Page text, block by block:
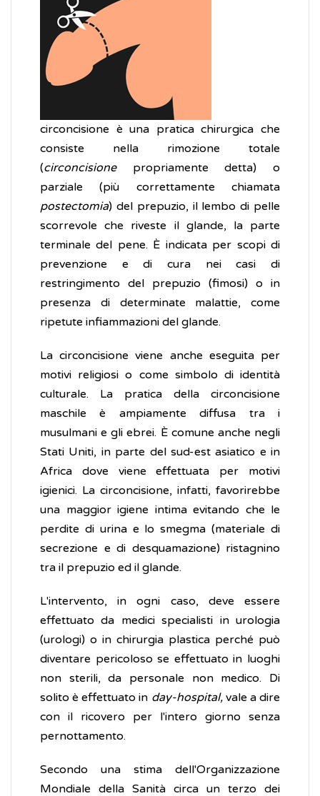
circoncisione è una pratica chirurgica che
consiste nella rimozione totale
(circoncisionepropriamente detta) o
parziale (più correttamente chiamata
postectomia) del prepuzio, il lembo di pelle
scorrevole che riveste il glande, la parte
terminale del pene. È indicata per scopi di
prevenzione e di cura nei casi di
restringimento del prepuzio (fimosi) o in
presenza di determinate malattie, come
ripetute infiammazioni del glande.
La circoncisione viene anche eseguita per
motivi religiosi o come simbolo di identità
culturale. La pratica della circoncisione
maschile è ampiamente diffusa tra i
musulmani e gli ebrei. È comune anche negli
Stati Uniti, in parte del sud-est asiatico e in
Africa dove viene effettuata per motivi
igienici. La circoncisione, infatti, favorirebbe
una maggior igiene intima evitando che le
perdite di urina e lo smegma (materiale di
secrezione e di desquamazione) ristagnino
tra il prepuzio ed il glande.
L'intervento, in ogni caso, deve essere
effettuato da medici specialisti in urologia
(urologi) o in chirurgia plastica perché può
diventare pericoloso se effettuato in luoghi
non sterili, da personale non medico. Di
solito è effettuato in day-hospital,vale a dire
con il ricovero per l'intero giorno senza
pernottamento.
Secondo una stima dell'Organizzazione
Mondiale della Sanità circa un terzo dei